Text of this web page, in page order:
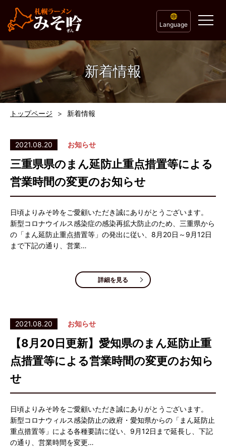
Language
新着情報
トップページ 新着情報
2021.08.20 お知らせ
三重県県のまん延防止重点措置等による
営業時間の変更のお知らせ
日頃よりみそ吟をご愛顧いただき誠にありがとうございます。
新型コロナウイルス感染症の感染再拡大防止のため、三重県から
の「まん延防止重点措置等」の発出に従い、8月20日～9月12日
まで下記の通り、営業…
詳細を見る
2021.08.20 お知らせ
【8月20日更新】愛知県のまん延防止重
点措置等による営業時間の変更のお知ら
せ
日頃よりみそ吟をご愛顧いただき誠にありがとうございます。
新型コロナウィルス感染防止の政府・愛知県からの「まん延防止
重点措置等」による各種要請に従い、9月12日まで延長し、下記
の通り、営業時間を変更…